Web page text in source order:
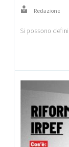
Redazione
Si possono